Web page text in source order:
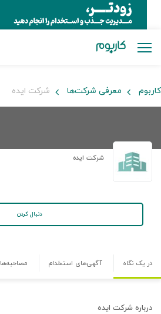
کاربوم معرفی شرکت‌ها شرکت ایده
شرکت ایده
دنبال کردن
در یک نگاه آگهی‌های استخدام مصاحبه‌ها
درباره شرکت ایده